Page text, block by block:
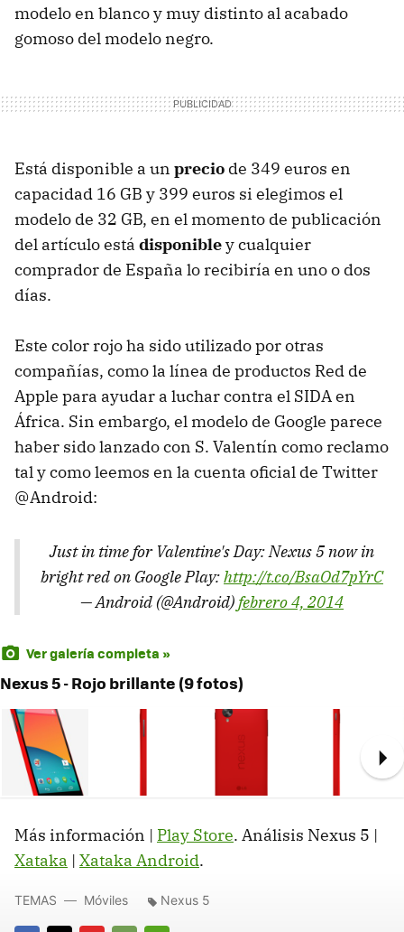
modelo en blanco y muy distinto al acabado
gomoso del modelo negro.
Está disponible a un precio de 349 euros en
capacidad 16 GB y 399 euros si elegimos el
modelo de 32 GB, en el momento de publicación
del artículo está disponibley cualquier
comprador de España lo recibiría en uno o dos
días.
Este color rojo ha sido utilizado por otras
compañías, como la línea de productos Red de
Apple para ayudar a luchar contra el SIDA en
África. Sin embargo, el modelo de Google parece
haber sido lanzado con S. Valentín como reclamo
tal y como leemos en la cuenta oficial de Twitter
@Android:
Just in time for Valentine's Day: Nexus 5 now in
bright red on Google Play:http://t.co/BsaOd7pYrC
— Android (@Android)febrero 4, 2014
Ver galería completa »
Nexus 5 - Rojo brillante (9 fotos)
Más información | Play Store. Análisis Nexus 5 |
Xataka | Xataka Android.
TEMAS Móviles Nexus 5